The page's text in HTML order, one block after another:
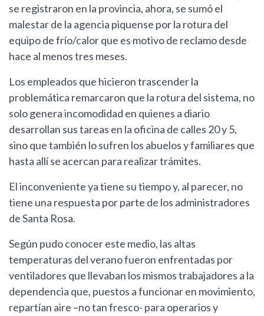
se registraron en la provincia, ahora, se sumó el
malestar de la agencia piquense por la rotura del
equipo de frío/calor que es motivo de reclamo desde
hace al menos tres meses.
Los empleados que hicieron trascender la
problemática remarcaron que la rotura del sistema, no
solo genera incomodidad en quienes a diario
desarrollan sus tareas en la oficina de calles 20 y 5,
sino que también lo sufren los abuelos y familiares que
hasta allí se acercan para realizar trámites.
El inconveniente ya tiene su tiempo y, al parecer, no
tiene una respuesta por parte de los administradores
de Santa Rosa.
Según pudo conocer este medio, las altas
temperaturas del verano fueron enfrentadas por
ventiladores que llevaban los mismos trabajadores a la
dependencia que, puestos a funcionar en movimiento,
repartían aire –no tan fresco- para operarios y